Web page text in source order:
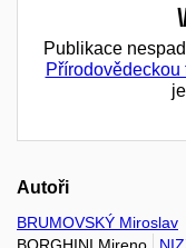
Publikace
Přírodovědeckou
Autoři
BRUMOVSKÝ Miroslav